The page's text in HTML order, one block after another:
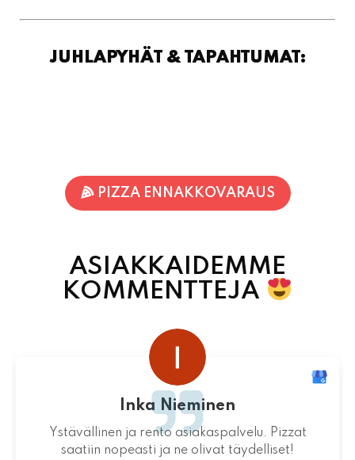
JUHLAPYHÄT & TAPAHTUMAT:
PIZZA ENNAKKOVARAUS
ASIAKKAIDEMME
KOMMENTTEJA
Inka Nieminen
Ystävällinen ja rento asiakaspalvelu. Pizzat
saatiin nopeasti ja ne olivat täydelliset!